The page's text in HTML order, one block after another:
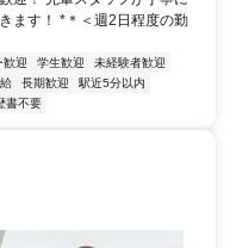
ます！ *＊＜週2日程度の勤
歓迎 学生歓迎
未経験者歓迎
長期歓迎
駅近5分以内
書不要